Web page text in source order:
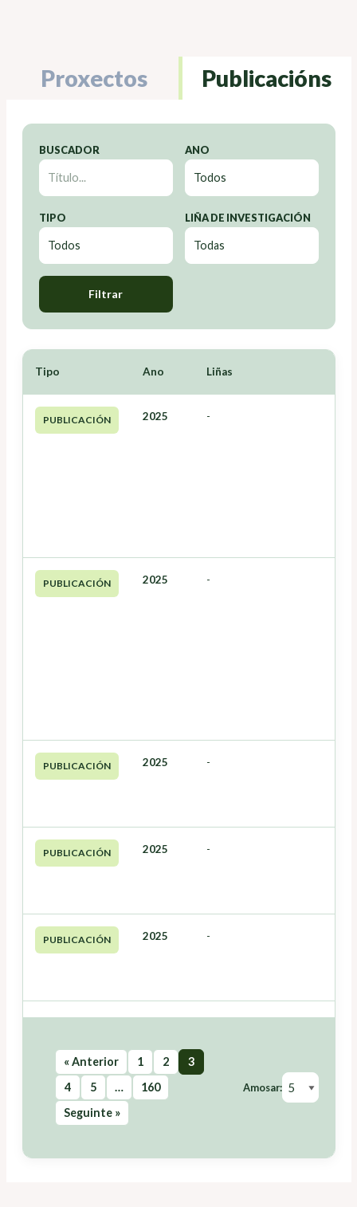
Proxectos Publicacións
BUSCADOR ANO
TIPO LIÑA DE INVESTIGACIÓN
Filtrar
Tipo Ano Liñas
PUBLICACIÓN 2025 -
PUBLICACIÓN 2025 -
PUBLICACIÓN 2025 -
PUBLICACIÓN 2025 -
PUBLICACIÓN 2025 -
« Anterior 1 2
3
4
5 …
160
Seguinte »
Amosar: